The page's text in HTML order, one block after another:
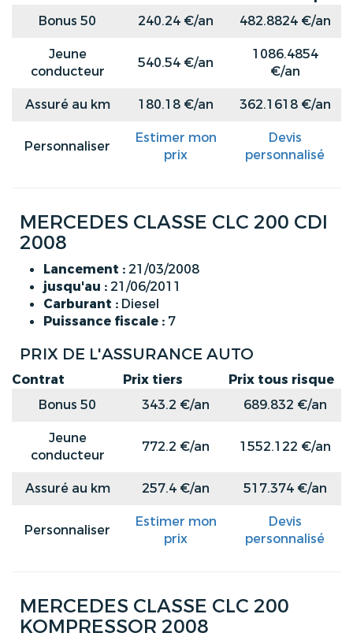
Bonus 50
240.24 €/an
482.8824 €/an
Jeune
conducteur
540.54 €/an
1086.4854
€/an
Assuré au km
180.18 €/an 362.1618 €/an
Personnaliser
Estimer mon
prix
Devis
personnalisé
MERCEDES CLASSE CLC 200 CDI
2008
Lancement : 21/03/2008
jusqu'au : 21/06/2011
Carburant : Diesel
Puissance fiscale : 7
PRIX DE L'ASSURANCE AUTO
Contrat Prix tiers
Prix tous risque
Bonus 50
343.2 €/an
689.832 €/an
Jeune
conducteur
772.2 €/an 1552.122 €/an
Assuré au km 257.4 €/an 517.374 €/an
Personnaliser
Estimer mon
prix
Devis
personnalisé
MERCEDES CLASSE CLC 200
KOMPRESSOR 2008